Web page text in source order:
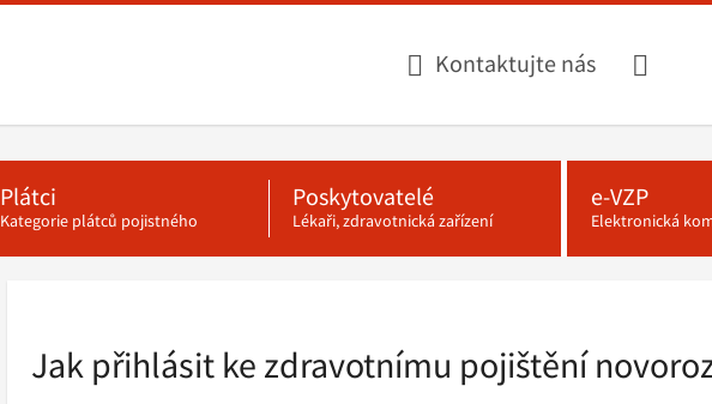
Kontaktujte nás
Plátci
Kategorie plátců pojistného
Poskytovatelé
Lékaři, zdravotnická zařízení
e-VZP
Elektronická
Jak přihlásit ke zdravotnímu pojištění